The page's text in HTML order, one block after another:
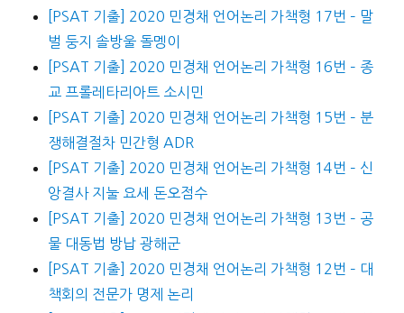
[PSAT 기출] 2020 민경채 언어논리 가책형 17번 – 말
벌 둥지 솔방울 돌멩이
[PSAT 기출] 2020 민경채 언어논리 가책형 16번 – 종
교 프롤레타리아트 소시민
[PSAT 기출] 2020 민경채 언어논리 가책형 15번 – 분
쟁해결절차 민간형 ADR
[PSAT 기출] 2020 민경채 언어논리 가책형 14번 – 신
앙결사 지눌 요세 돈오점수
[PSAT 기출] 2020 민경채 언어논리 가책형 13번 – 공
물 대동법 방납 광해군
[PSAT 기출] 2020 민경채 언어논리 가책형 12번 – 대
책회의 전문가 명제 논리